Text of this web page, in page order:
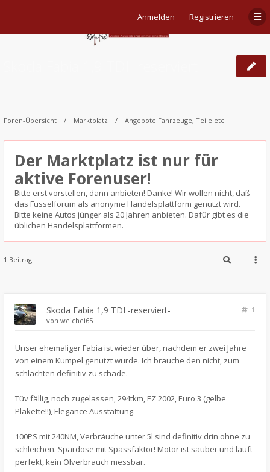
Anmelden Registrieren
Foren-Übersicht Marktplatz Angebote Fahrzeuge, Teile etc.
Der Marktplatz ist nur für
aktive Forenuser!
Bitte erst vorstellen, dann anbieten! Danke! Wir wollen nicht, daß
das Fusselforum als anonyme Handelsplattform genutzt wird.
Bitte keine Autos jünger als 20 Jahren anbieten. Dafür gibt es die
üblichen Handelsplattformen.
1 Beitrag
Skoda Fabia 1,9 TDI -reserviert-
1
von weichei65
Unser ehemaliger Fabia ist wieder über, nachdem er zwei Jahre
von einem Kumpel genutzt wurde. Ich brauche den nicht, zum
schlachten definitiv zu schade.
Tüv fällig, noch zugelassen, 294tkm, EZ 2002, Euro 3 (gelbe
Plakette!!), Elegance Ausstattung.
100PS mit 240NM, Verbräuche unter 5l sind definitiv drin ohne zu
schleichen. Spardose mit Spassfaktor! Motor ist sauber und läuft
perfekt, kein Ölverbrauch messbar.